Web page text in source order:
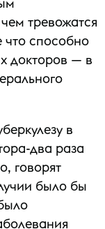
тревожатся
что способно
докторов — в
в
два раза
говорят
было бы